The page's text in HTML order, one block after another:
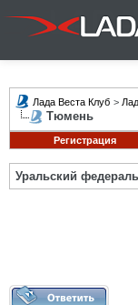
Лада Веста Клуб >
Тюмень
Регистрация
Уральский